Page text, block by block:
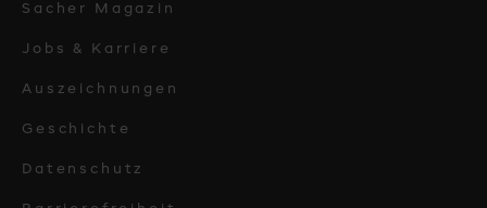
Sacher Magazin
Jobs & Karriere
Auszeichnungen
Geschichte
Datenschutz